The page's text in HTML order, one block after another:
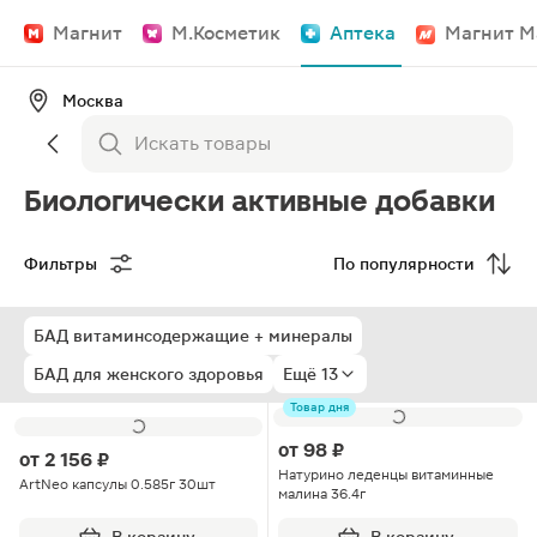
Магнит М.Косметик Аптека Магнит
Москва
Биологически активные добавки
Фильтры По популярности
БАД витаминсодержащие + минералы
БАД для женского здоровья
Ещё 13
от 2 156 ₽
ArtNeo капсулы 0.585г 30шт
Товар дня
от 98 ₽
Натурино леденцы витаминные
малина 36.4г